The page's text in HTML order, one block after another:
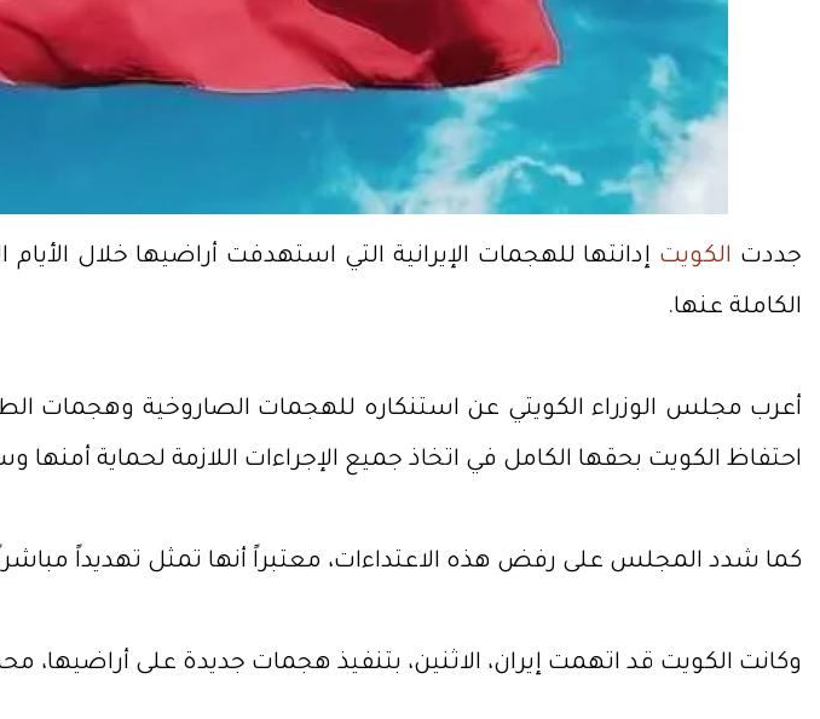
جددت الكويت إدانتها للهجمات الإيرانية التي استهدفت أراضيها خلال
الكاملة عنها.
أعرب مجلس الوزراء الكويتي عن استنكاره للهجمات الصاروخية وهجمات
احتفاظ الكويت بحقها الكامل في اتخاذ جميع الإجراءات اللازمة لحماية أمنها
كما شدد المجلس على رفض هذه الاعتداءات، معتبراً أنها تمثل تهديداً مباشراً
وكانت الكويت قد اتهمت إيران، الاثنين، بتنفيذ هجمات جديدة على